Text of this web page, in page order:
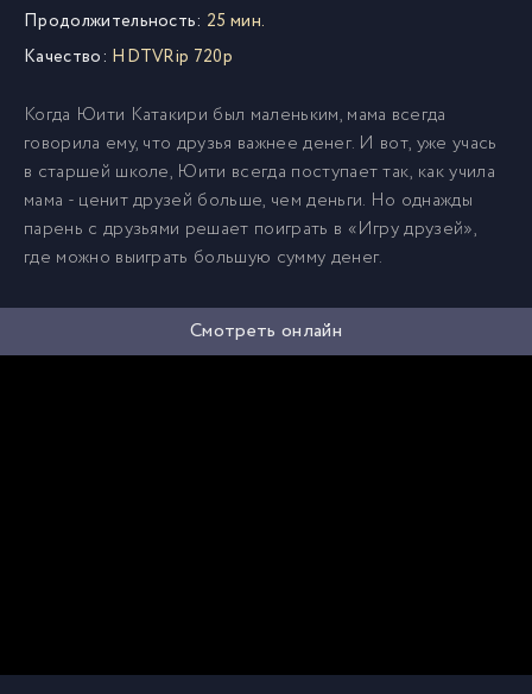
Продолжительность: 25 мин.
Качество: HDTVRip 720p
Когда Юити Катакири был маленьким, мама всегда
говорила ему, что друзья важнее денег. И вот, уже учась
в старшей школе, Юити всегда поступает так, как учила
мама - ценит друзей больше, чем деньги. Но однажды
парень с друзьями решает поиграть в «Игру друзей»,
где можно выиграть большую сумму денег.
Смотреть онлайн